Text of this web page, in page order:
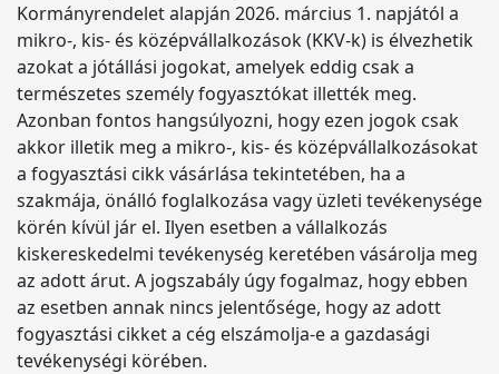
Kormányrendelet alapján 2026. március 1. napjától a
mikro-, kis- és középvállalkozások (KKV-k) is élvezhetik
azokat a jótállási jogokat, amelyek eddig csak a
természetes személy fogyasztókat illették meg.
Azonban fontos hangsúlyozni, hogy ezen jogok csak
akkor illetik meg a mikro-, kis- és középvállalkozásokat
a fogyasztási cikk vásárlása tekintetében, ha a
szakmája, önálló foglalkozása vagy üzleti tevékenysége
körén kívül jár el. Ilyen esetben a vállalkozás
kiskereskedelmi tevékenység keretében vásárolja meg
az adott árut. A jogszabály úgy fogalmaz, hogy ebben
az esetben annak nincs jelentősége, hogy az adott
fogyasztási cikket a cég elszámolja-e a gazdasági
tevékenységi körében.